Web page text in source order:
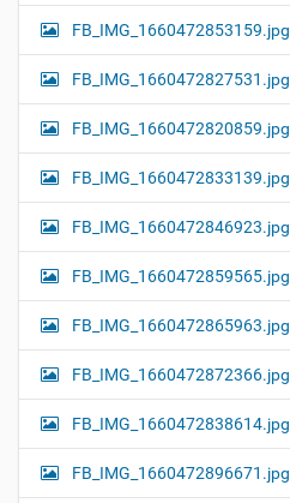
FB_IMG_1660472853159.jpg
FB_IMG_1660472827531.jpg
FB_IMG_1660472820859.jpg
FB_IMG_1660472833139.jpg
FB_IMG_1660472846923.jpg
FB_IMG_1660472859565.jpg
FB_IMG_1660472865963.jpg
FB_IMG_1660472872366.jpg
FB_IMG_1660472838614.jpg
FB_IMG_1660472896671.jpg